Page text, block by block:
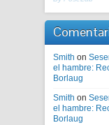
Smith on
el hambre:
Borlaug
Smith on
el hambre:
Borlaug